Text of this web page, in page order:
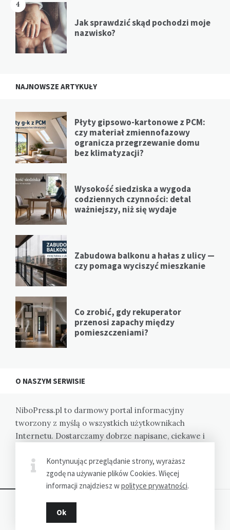
4
Jak sprawdzić skąd pochodzi moje
nazwisko?
NAJNOWSZE ARTYKUŁY
Płyty gipsowo-kartonowe z PCM:
czy materiał zmiennofazowy
ogranicza przegrzewanie domu
bez klimatyzacji?
Wysokość siedziska a wygoda
codziennych czynności: detal
ważniejszy, niż się wydaje
Zabudowa balkonu a hałas z ulicy —
czy pomaga wyciszyć mieszkanie
Co zrobić, gdy rekuperator
przenosi zapachy między
pomieszczeniami?
O NASZYM SERWISIE
NiboPress.pl to darmowy portal informacyjny
tworzony z myślą o wszystkich użytkownikach
Internetu. Dostarczamy dobrze napisane, ciekawe i
Zapraszamy.
Dziękujemy za wizytę - NimboPress.pl © 2022
Kontynuując przeglądanie strony, wyrażasz
zgodę na używanie plików Cookies. Więcej
informacji znajdziesz wpolityce prywatności.
Ok